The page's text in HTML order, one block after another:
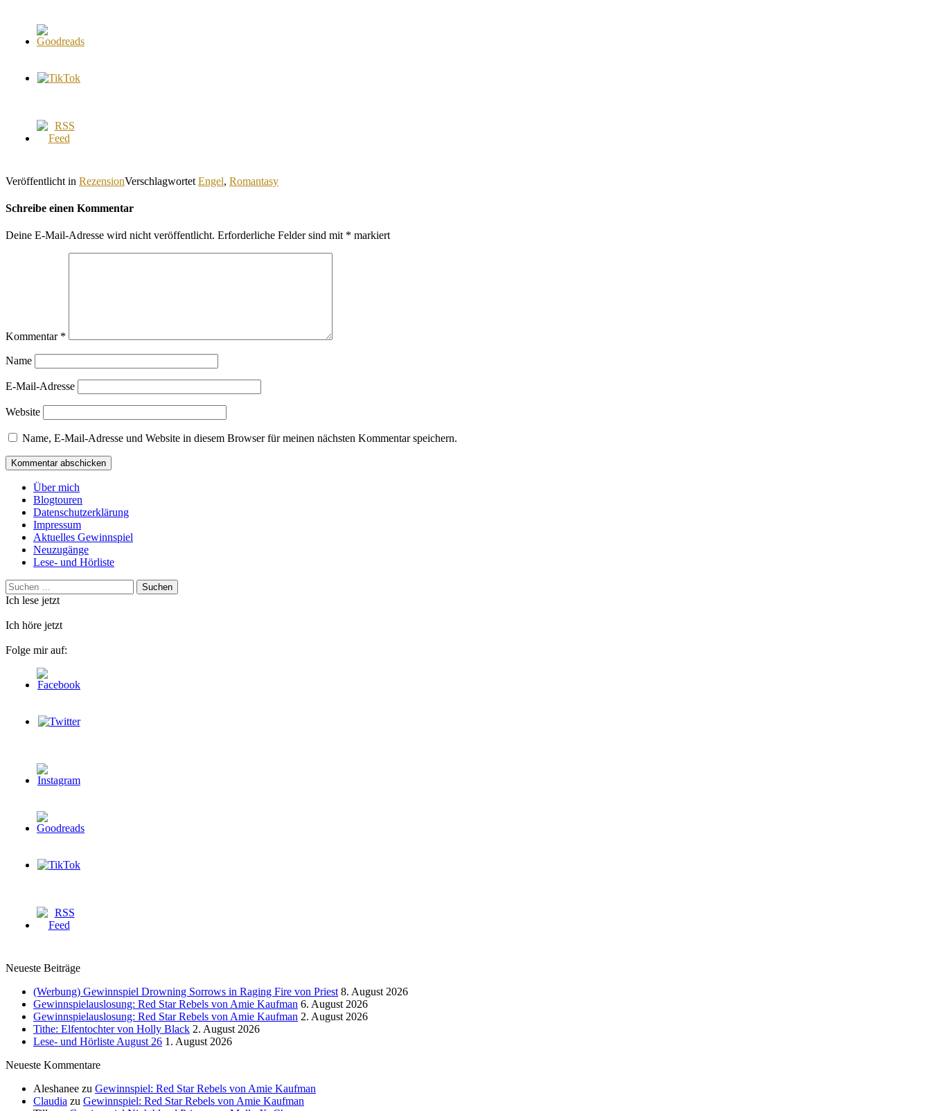
Veröffentlicht in RezensionVerschlagwortet Engel, Romantasy
Schreibe einen Kommentar
Deine E-Mail-Adresse wird nicht veröffentlicht. Erforderliche Felder sind mit * markiert
Kommentar *
Name
E-Mail-Adresse
Website
Name, E-Mail-Adresse und Website in diesem Browser für meinen nächsten Kommentar speichern.
Über mich
Blogtouren
Datenschutzerklärung
Impressum
Aktuelles Gewinnspiel
Neuzugänge
Lese- und Hörliste
Suchen
nach:
Ich lese jetzt
Ich höre jetzt
Folge mir auf:
Neueste Beiträge
(Werbung) Gewinnspiel Drowning Sorrows in Raging Fire von Priest 8. August 2026
Gewinnspielauslosung: Red Star Rebels von Amie Kaufman 6. August 2026
Gewinnspielauslosung: Red Star Rebels von Amie Kaufman 2. August 2026
Tithe: Elfentochter von Holly Black 2. August 2026
Lese- und Hörliste August 26 1. August 2026
Neueste Kommentare
Aleshanee zu Gewinnspiel: Red Star Rebels von Amie Kaufman
Claudia zu Gewinnspiel: Red Star Rebels von Amie Kaufman